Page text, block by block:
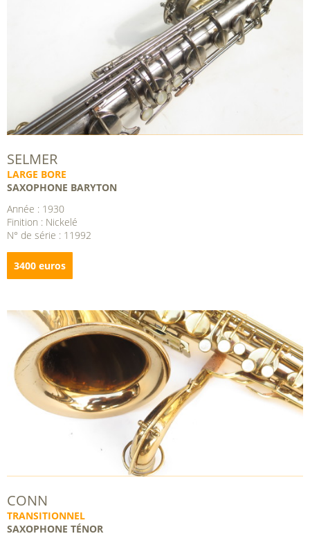
SELMER
LARGE BORE
SAXOPHONE BARYTON
Année : 1930
Finition : Nickelé
N° de série : 11992
3400 euros
CONN
TRANSITIONNEL
SAXOPHONE TÉNOR